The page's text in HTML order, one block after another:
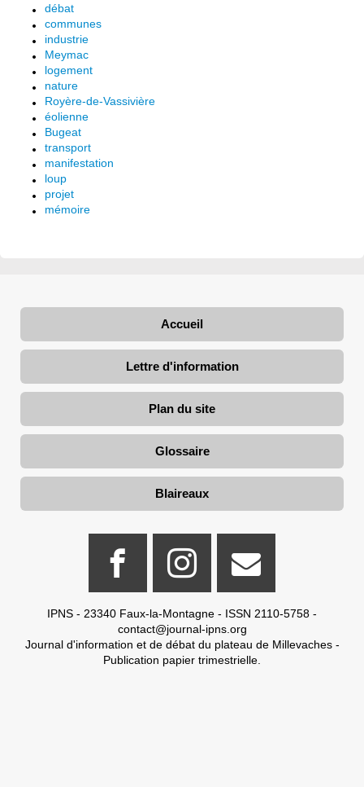
débat
communes
industrie
Meymac
logement
nature
Royère-de-Vassivière
éolienne
Bugeat
transport
manifestation
loup
projet
mémoire
Accueil
Lettre d'information
Plan du site
Glossaire
Blaireaux
IPNS - 23340 Faux-la-Montagne - ISSN 2110-5758 -
contact@journal-ipns.org
Journal d'information et de débat du plateau de Millevaches -
Publication papier trimestrielle.